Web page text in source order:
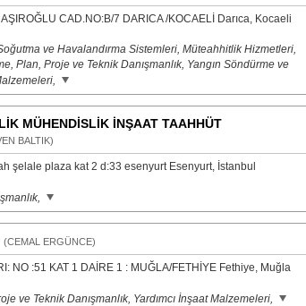
CAD.NO:B/7 DARICA /KOCAELİ Darıca, Kocaeli
ve Havalandırma Sistemleri, Müteahhitlik Hizmetleri,
Plan, Proje ve Teknik Danışmanlık, Yangın Söndürme ve
MÜHENDİSLİK İNŞAAT TAAHHÜT
BALTIK)
şelale plaza kat 2 d:33 esenyurt Esenyurt, İstanbul
(CEMAL ERGÜNCE)
NO :51 KAT 1 DAİRE 1 : MUĞLA/FETHİYE Fethiye, Muğla
ve Teknik Danışmanlık, Yardımcı İnşaat Malzemeleri,